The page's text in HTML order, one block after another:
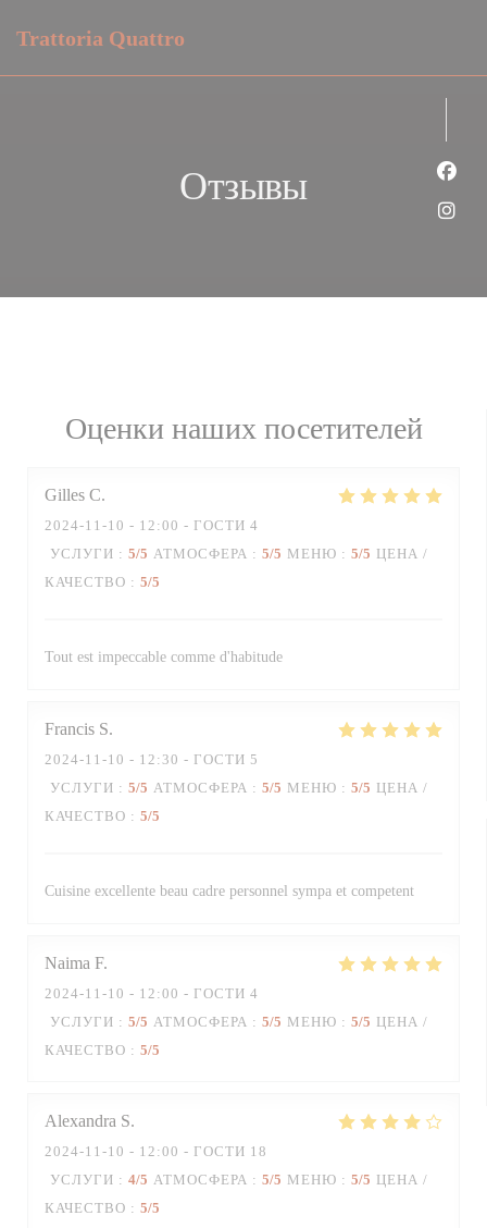
Trattoria Quattro
Отзывы
Оценки наших посетителей
Gilles C
2024-11-10 - 12:00 - ГОСТИ 4
УСЛУГИ : 5/5 АТМОСФЕРА : 5/5 МЕНЮ : 5/5 ЦЕНА /
КАЧЕСТВО : 5/5
Tout est impeccable comme d'habitude
Francis S
2024-11-10 - 12:30 - ГОСТИ 5
УСЛУГИ : 5/5 АТМОСФЕРА : 5/5 МЕНЮ : 5/5 ЦЕНА /
КАЧЕСТВО : 5/5
Cuisine excellente beau cadre personnel sympa et competent
Naima F
2024-11-10 - 12:00 - ГОСТИ 4
УСЛУГИ : 5/5 АТМОСФЕРА : 5/5 МЕНЮ : 5/5 ЦЕНА /
КАЧЕСТВО : 5/5
Alexandra S
2024-11-10 - 12:00 - ГОСТИ 18
УСЛУГИ : 4/5 АТМОСФЕРА : 5/5 МЕНЮ : 5/5 ЦЕНА /
КАЧЕСТВО : 5/5